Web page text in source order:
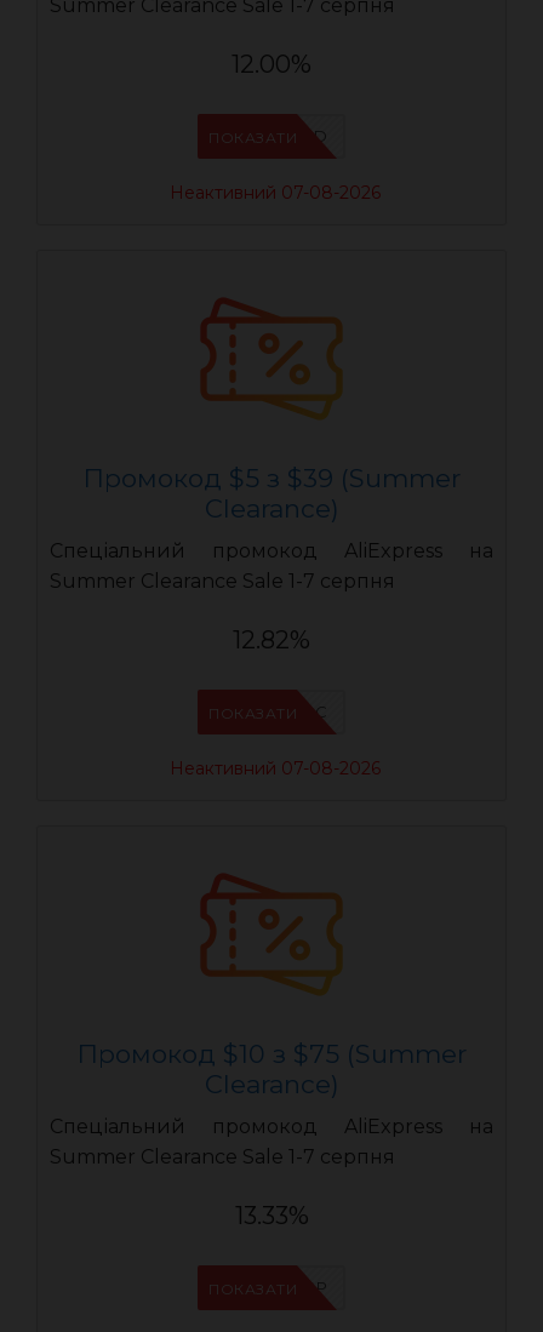
Summer Clearance Sale 1-7 серпня
12.00%
IFPZ5PBD
ПОКАЗАТИ
Неактивний 07-08-2026
Промокод $5 з $39 (Summer
Clearance)
Спеціальний промокод AliExpress на
Summer Clearance Sale 1-7 серпня
12.82%
IFPC24DC
ПОКАЗАТИ
Неактивний 07-08-2026
Промокод $10 з $75 (Summer
Clearance)
Спеціальний промокод AliExpress на
Summer Clearance Sale 1-7 серпня
13.33%
IFP8NASP
ПОКАЗАТИ